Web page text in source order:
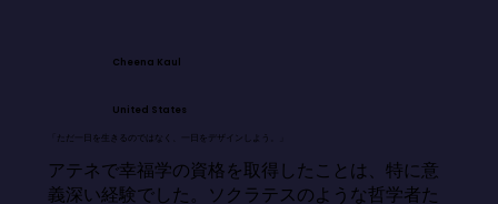
Cheena Kaul
United States
「ただ一日を生きるのではなく、一日をデザインしよう。」
アテネで幸福学の資格を取得したことは、特に意
義深い経験でした。ソクラテスのような哲学者た